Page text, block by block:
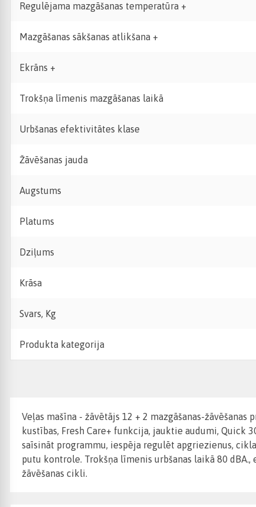
Regulējama mazgāšanas temperatūra +
Mazgāšanas sākšanas atlikšana +
Ekrāns +
Trokšņa līmenis mazgāšanas laikā
Urbšanas efektivitātes klase
Žāvēšanas jauda
Augstums
Platums
Dziļums
Krāsa
Svars, Kg
Produkta kategorija
Veļas mašīna - žāvētājs 12 + 2 mazgāšanas-
kustības, Fresh Care+ funkcija, jauktie audumi, Quick
saīsināt programmu, iespēja regulēt apgriezienus,
putu kontrole. Trokšņa līmenis urbšanas laikā 80
žāvēšanas cikli.